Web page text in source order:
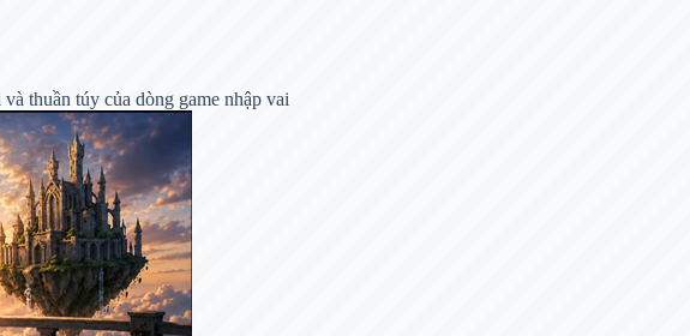
thuần túy của dòng game nhập vai